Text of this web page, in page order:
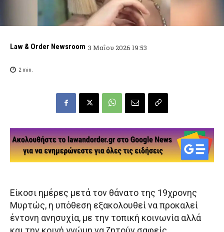
Law & Order Newsroom 3 Μαΐου 2026 19:53
2min.
Είκοσι ημέρες μετά τον θάνατο της 19χρονης
Μυρτώς, η υπόθεση εξακολουθεί να προκαλεί
έντονη ανησυχία, με την τοπική κοινωνία αλλά